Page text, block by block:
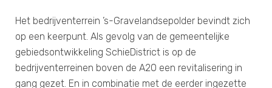
Het bedrijventerrein ’s-Gravelandsepolder bevindt zich
op een keerpunt. Als gevolg van de gemeentelijke
gebiedsontwikkeling SchieDistrict is op de
bedrijventerreinen boven de A20 een revitalisering in
gang gezet. En in combinatie met de eerder ingezette